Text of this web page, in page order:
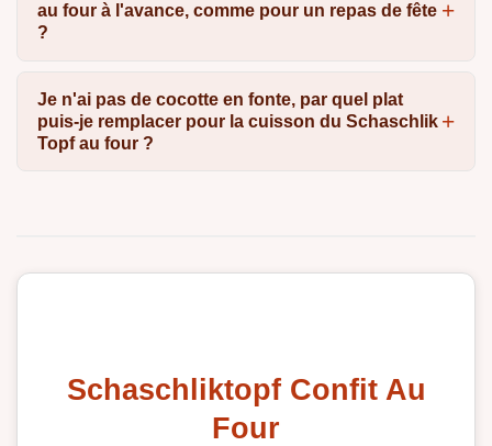
au four à l'avance, comme pour un repas de fête
?
Je n'ai pas de cocotte en fonte, par quel plat
puis-je remplacer pour la cuisson du Schaschlik
Topf au four ?
Schaschliktopf Confit Au
Four